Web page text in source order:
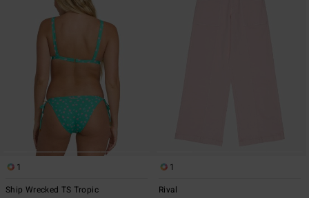
1
Ship Wrecked TS Tropic
1
Rival